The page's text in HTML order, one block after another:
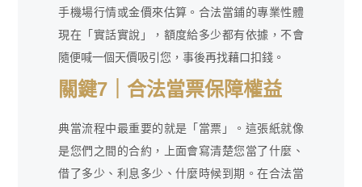
手機場行情或金價來估算。合法當鋪的專業性體
現在「實話實說」，額度給多少都有依據，不會
隨便喊一個天價吸引您，事後再找藉口扣錢。
關鍵7｜合法當票保障權益
典當流程中最重要的就是「當票」。這張紙就像
是您們之間的合約，上面會寫清楚您當了什麼、
借了多少、利息多少、什麼時候到期。在合法當